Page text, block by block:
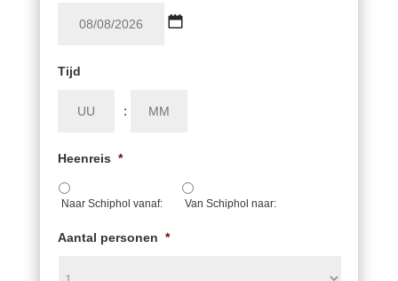
dash
Tijd
Uren : Minuten
Heenreis *
Naar Schiphol vanaf: Van Schiphol naar:
Aantal personen *